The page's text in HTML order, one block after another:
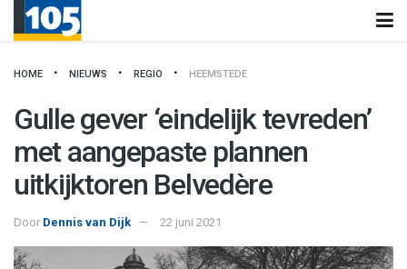
HOME NIEUWS REGIO HEEMSTEDE
Gulle gever ‘eindelijk tevreden’
met aangepaste plannen
uitkijktoren Belvedère
Door Dennis van Dijk 22 juni 2021